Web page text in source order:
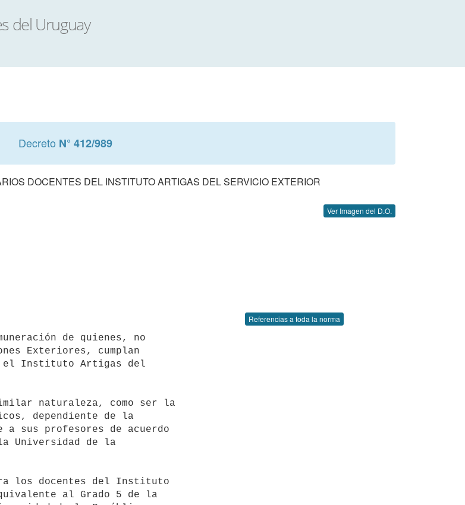
Decreto N° 412/989
DOCENTES DEL INSTITUTO ARTIGAS DEL SERVICIO EXTERIOR
Ver Imagen del D.O.
Referencias a toda la norma
Exteriores, cumplan
el Instituto Artigas del
dependiente de la
sus profesores de acuerdo
Universidad de la
al Grado 5 de la